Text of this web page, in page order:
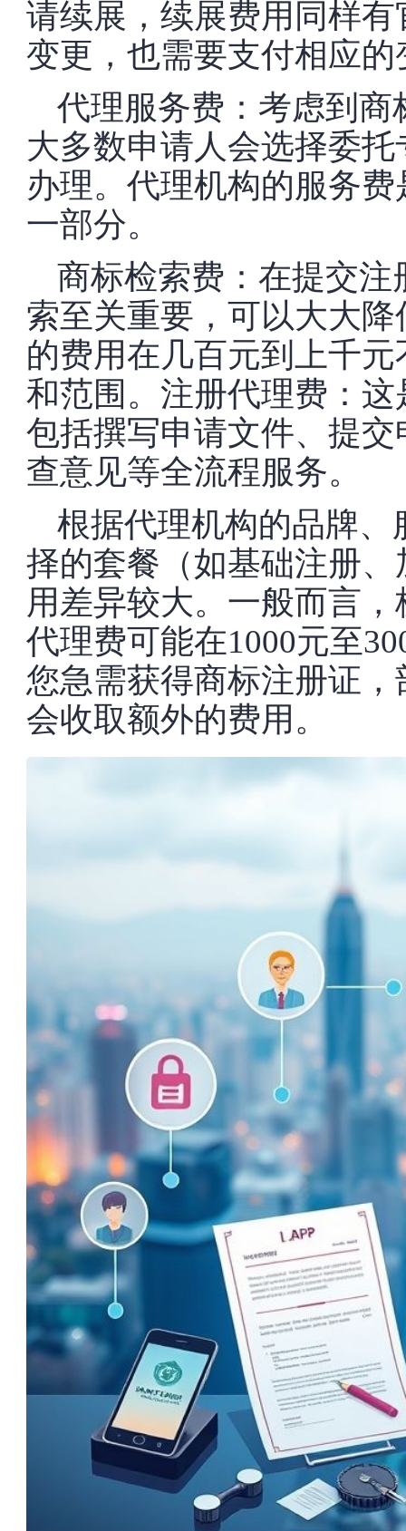
请续展，续展费用同样
变更，也需要支付相应
代理服务费：考虑到
大多数申请人会选择委
办理。代理机构的服务
一部分。
商标检索费：在提交
索至关重要，可以大大
的费用在几百元到上千
和范围。注册代理费：
包括撰写申请文件、提
查意见等全流程服务。
根据代理机构的品牌
择的套餐（如基础注册
用差异较大。一般而言
代理费可能在1000元至
您急需获得商标注册证
会收取额外的费用。